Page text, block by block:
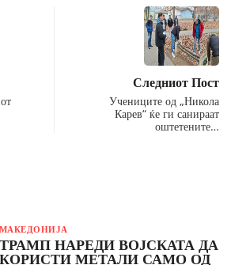
Следниот Пост
Учениците од „Никола
Карев“ ќе ги санираат
оштетените…
МАКЕДОНИЈА
ТРАМП НАРЕДИ ВОЈСКАТА ДА
КОРИСТИ МЕТАЛИ САМО ОД